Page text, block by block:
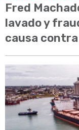
Fred
lavado y
causa